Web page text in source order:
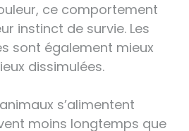
ce comportement
instinct de survie. Les
sont également mieux
dissimulées.
s’alimentent
moins longtemps que